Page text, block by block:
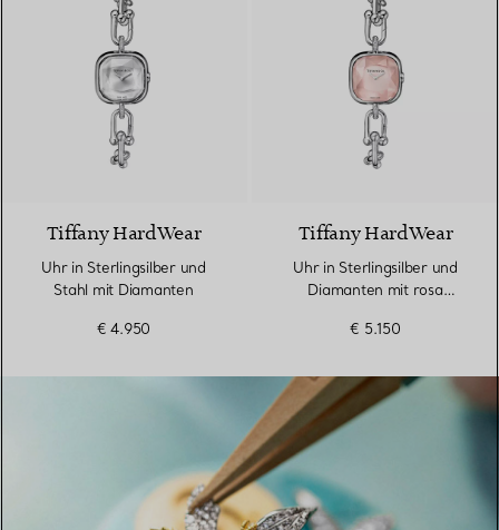
4 Materialien
Tiffany HardWear
Uhr in Sterlingsilber und
Stahl mit Diamanten
€ 4.950
Tiffany HardWear
Uhr in Sterlingsilber und
Diamanten mit rosa
€ 5.150